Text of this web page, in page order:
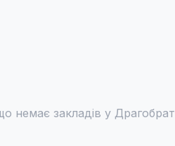
немає закладів у Драгобрат